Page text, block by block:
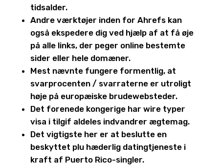
tidsalder.
Andre værktøjer inden for Ahrefs kan
også ekspedere dig ved hjælp af at få øje
på alle links, der peger online bestemte
sider eller hele domæner.
Mest nævnte fungere formentlig, at
svarprocenten / svarraterne er utroligt
høje på europæiske brudewebsteder.
Det forenede kongerige har wire typer
visa i tilgif aldeles indvandrer ægtemag.
Det vigtigste her er at beslutte en
beskyttet plu hæderlig datingtjeneste i
kraft af Puerto Rico-singler.